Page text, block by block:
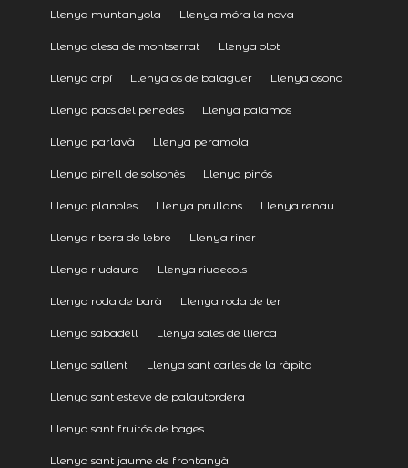
Llenya muntanyola Llenya móra la nova
Llenya olesa de montserrat Llenya olot
Llenya orpí Llenya os de balaguer Llenya osona
Llenya pacs del penedès Llenya palamós
Llenya parlavà Llenya peramola
Llenya pinell de solsonès Llenya pinós
Llenya planoles Llenya prullans Llenya renau
Llenya ribera de lebre Llenya riner
Llenya riudaura Llenya riudecols
Llenya roda de barà Llenya roda de ter
Llenya sabadell Llenya sales de llierca
Llenya sallent Llenya sant carles de la ràpita
Llenya sant esteve de palautordera
Llenya sant fruitós de bages
Llenya sant jaume de frontanyà